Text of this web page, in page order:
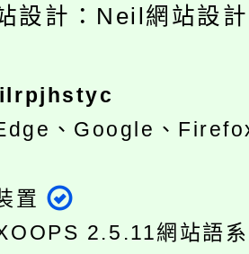
設計：Neil網站設
、Google、
置
2.5.11網站語